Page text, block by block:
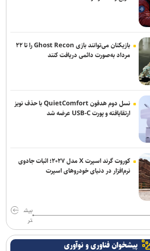
بازیکنان می‌توانند بازی Ghost Recon را تا ۲۲
مرداد به‌صورت دائمی دریافت کنند
نسل دوم هدفون QuietComfort با حذف نویز
ارتقایافته و پورت USB-C عرضه شد
کوروت گرند اسپرت X مدل ۲۰۲۷؛ اثبات جادوی
نرم‌افزار در دنیای خودروهای اسپرت
بیش
تر
پیشخوان فناوری و نوآوری